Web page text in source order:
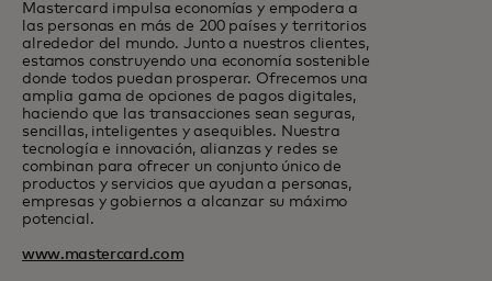
Mastercard impulsa economías y empodera a
las personas en más de 200 países y territorios
alrededor del mundo. Junto a nuestros clientes,
estamos construyendo una economía sostenible
donde todos puedan prosperar. Ofrecemos una
amplia gama de opciones de pagos digitales,
haciendo que las transacciones sean seguras,
sencillas, inteligentes y asequibles. Nuestra
tecnología e innovación, alianzas y redes se
combinan para ofrecer un conjunto único de
productos y servicios que ayudan a personas,
empresas y gobiernos a alcanzar su máximo
potencial.
www.mastercard.com